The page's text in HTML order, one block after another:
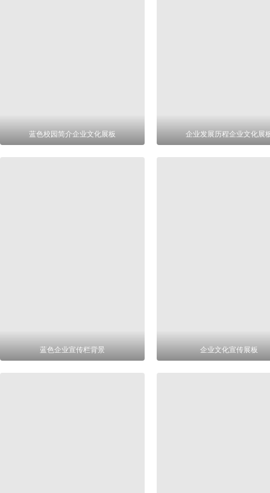
蓝色校园简介企业文化展板 企业发展历程企业文化展
蓝色企业宣传栏背景 企业文化宣传展板